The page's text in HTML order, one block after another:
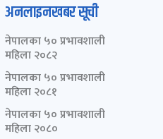
अनलाइनखबर सूची
नेपालका ५० प्रभावशाली
महिला २०८२
नेपालका ५० प्रभावशाली
महिला २०८१
नेपालका ५० प्रभावशाली
महिला २०८०